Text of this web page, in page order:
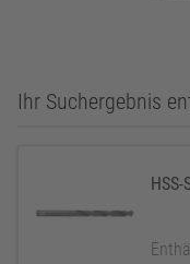
Ihr Suchergebnis